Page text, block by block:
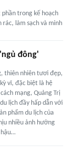
trong kế hoạch
rác, làm sạch và minh
đông'
thiên nhiên tươi đẹp,
vĩ, đặc biệt là hệ
mạng, Quảng Trị
lịch đầy hấp dẫn với
phẩm du lịch của
nhiều ảnh hưởng